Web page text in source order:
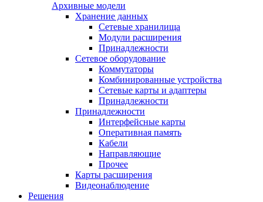
Архивные модели
Хранение данных
Сетевые хранилища
Модули расширения
Принадлежности
Сетевое оборудование
Коммутаторы
Комбинированные устройства
Сетевые карты и адаптеры
Принадлежности
Принадлежности
Интерфейсные карты
Оперативная память
Кабели
Направляющие
Прочее
Карты расширения
Видеонаблюдение
Решения